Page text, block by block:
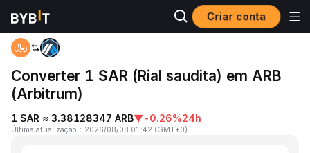
Criar conta
Página inicial
Converter 1 SAR (Rial saudita) em ARB
(Arbitrum)
1 SAR ≈ 3.38128347 ARB▼-0.26%24h
Última atualização ： 2026/08/08 01:42 (GMT+0)